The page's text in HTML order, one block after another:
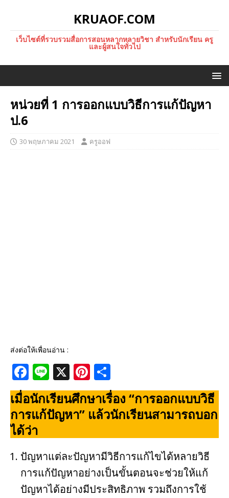
KRUAOF.COM
เว็บไซต์ที่รวบรวมสื่อการสอนหลากหลายวิชา สำหรับนักเรียน ครู
และผู้สนใจทั่วไป
หน่วยที่ 1 การออกแบบวิธีการแก้ปัญหา
ป.6
30 พฤษภาคม 2021 ครูออฟ
ส่งต่อให้เพื่อนอ่าน :
F
a
c
e
b
o
o
k
Li
n
e
X Pi
n
te
r
e
st
h
ar
e
เมื่อนักเรียนศึกษาเรื่อง “การออกแบบวิธี
การแก้ปัญหา” แล้วนักเรียนสามารถบอก
ได้ว่า
ปัญหาแต่ละปัญหามีวิธีการแก้ไขได้หลายวิธี
การแก้ปัญหาอย่างเป็นขั้นตอนจะช่วยให้แก้
ปัญหาได้อย่างมีประสิทธิภาพ รวมถึงการใช้